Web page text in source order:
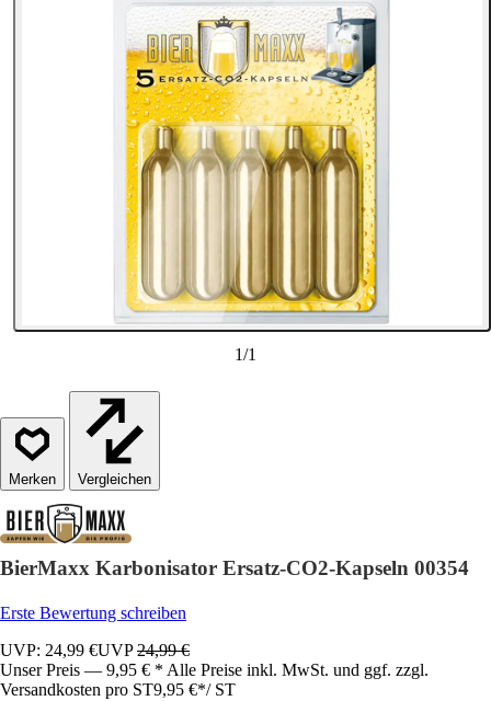
1/1
Vergleichen
BierMaxx Karbonisator Ersatz-CO2-Kapseln 00354
Erste Bewertung schreiben
UVP: 24,99 €UVP24,99 €
Unser Preis — 9,95 € * Alle Preise inkl. MwSt. und ggf. zzgl.
Versandkosten pro ST9,95 €*/ ST